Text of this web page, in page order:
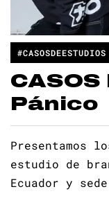
#CASOSDEESTUDIOS
CASOS
Pánico
Presentamos
estudio de
Ecuador y